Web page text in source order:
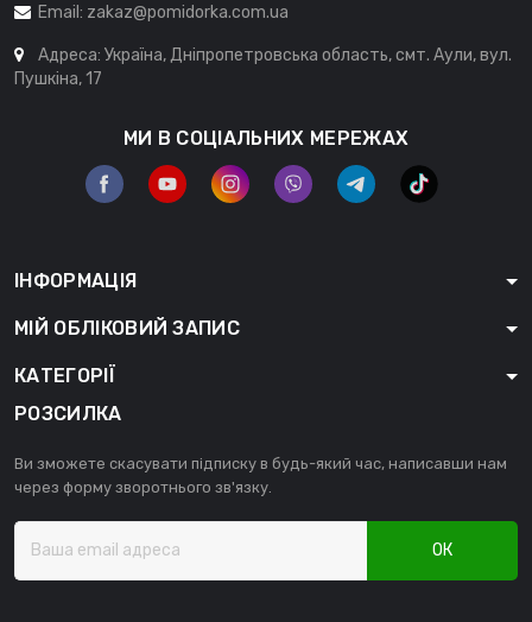
Email: zakaz@pomidorka.com.ua
Адреса: Україна, Дніпропетровська область, смт. Аули, вул.
Пушкіна, 17
МИ В СОЦІАЛЬНИХ МЕРЕЖАХ
ІНФОРМАЦІЯ
МІЙ ОБЛІКОВИЙ ЗАПИС
КАТЕГОРІЇ
РОЗСИЛКА
Ви зможете скасувати підписку в будь-який час, написавши нам
через форму зворотнього зв'язку.
ОК